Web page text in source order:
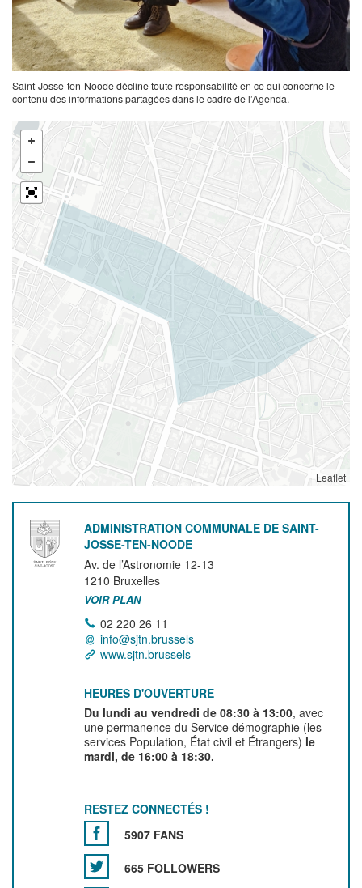
Saint-Josse-ten-Noode décline toute responsabilité en ce qui concerne le
contenu des informations partagées dans le cadre de l’Agenda.
Leaflet
ADMINISTRATION COMMUNALE DE SAINT-
JOSSE-TEN-NOODE
Av. de l’Astronomie 12-13
1210 Bruxelles
VOIR PLAN
02 220 26 11
info@sjtn.brussels
www.sjtn.brussels
HEURES D'OUVERTURE
Du lundi au vendredi de 08:30 à 13:00, avec
une permanence du Service démographie (les
services Population, État civil et Étrangers) le
mardi, de 16:00 à 18:30.
RESTEZ CONNECTÉS !
5907 FANS
665 FOLLOWERS